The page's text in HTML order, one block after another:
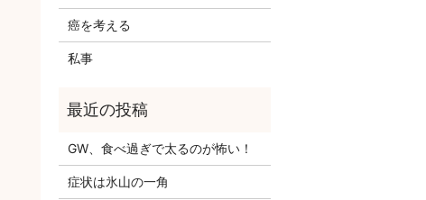
癌を考える
私事
GW、食べ過ぎで太るのが怖い！
症状は氷山の一角